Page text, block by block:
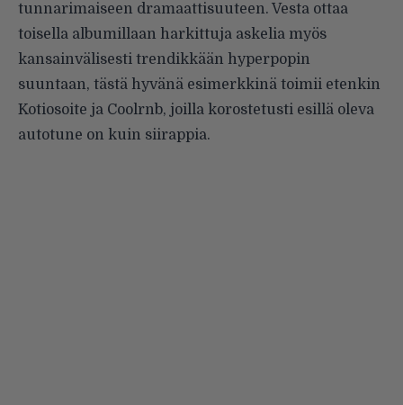
tunnarimaiseen dramaattisuuteen. Vesta ottaa
toisella albumillaan harkittuja askelia myös
kansainvälisesti trendikkään hyperpopin
suuntaan, tästä hyvänä esimerkkinä toimii etenkin
Kotiosoite ja Coolrnb, joilla korostetusti esillä oleva
autotune on kuin siirappia.